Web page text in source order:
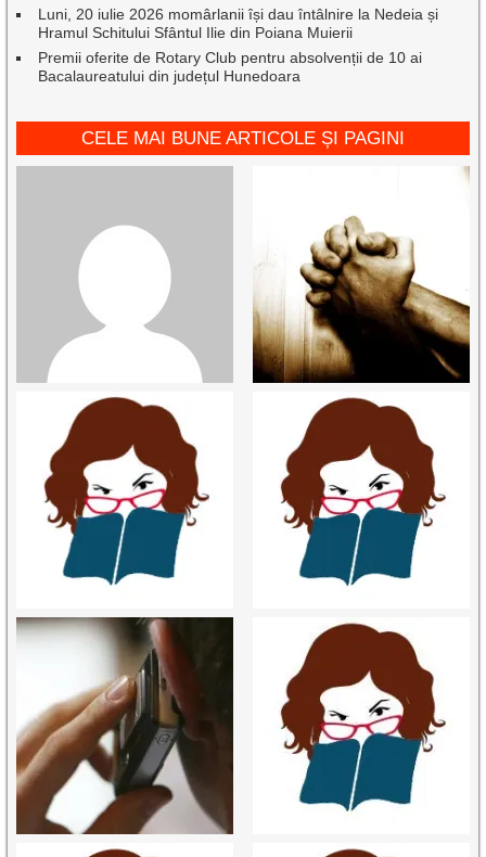
Luni, 20 iulie 2026 momârlanii își dau întâlnire la Nedeia și
Hramul Schitului Sfântul Ilie din Poiana Muierii
Premii oferite de Rotary Club pentru absolvenții de 10 ai
Bacalaureatului din județul Hunedoara
CELE MAI BUNE ARTICOLE ȘI PAGINI